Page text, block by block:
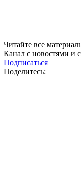
Канал с новостями и
Подписаться
Поделитесь: